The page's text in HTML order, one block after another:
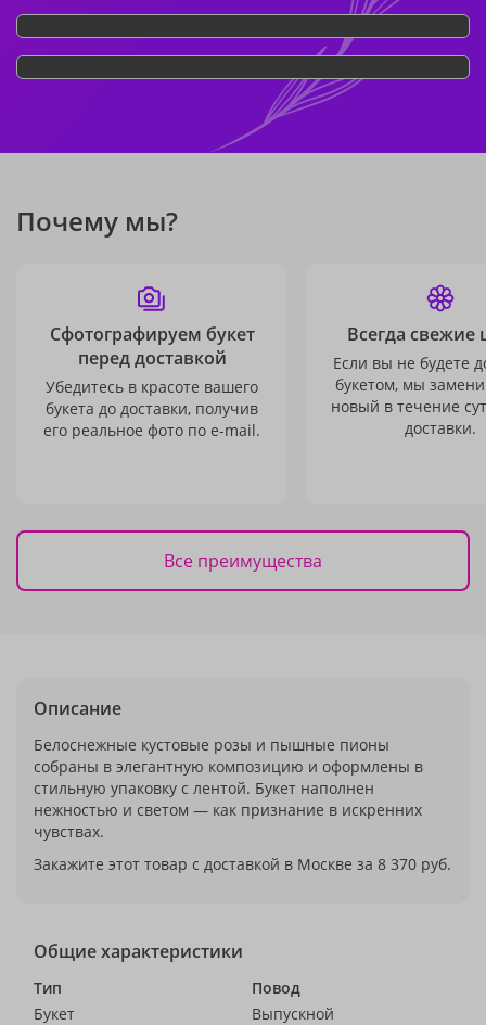
Почему мы?
Сфотографируем букет
перед доставкой
Убедитесь в красоте вашего
букета до доставки, получив
его реальное фото по e-mail.
Всегда свежие
Если вы не будете
букетом, мы
новый в течение
доставки.
Все преимущества
Описание
Белоснежные кустовые розы и пышные пионы
собраны в элегантную композицию и оформлены в
стильную упаковку с лентой. Букет наполнен
нежностью и светом — как признание в искренних
чувствах.
Закажите этот товар с доставкой в Москве за 8 370 руб.
Общие характеристики
Тип
Букет
Повод
Выпускной